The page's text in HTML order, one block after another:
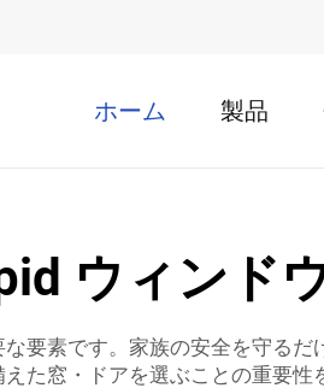
ホーム 製品
ウィンド
要素です。家族の安全を守る
た窓・ドアを選ぶことの重要